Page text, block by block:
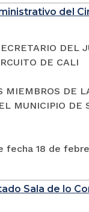
del
DEL
DE CALI
MIEMBROS DE
MUNICIPIO DE
fecha 18 de
Sala de lo